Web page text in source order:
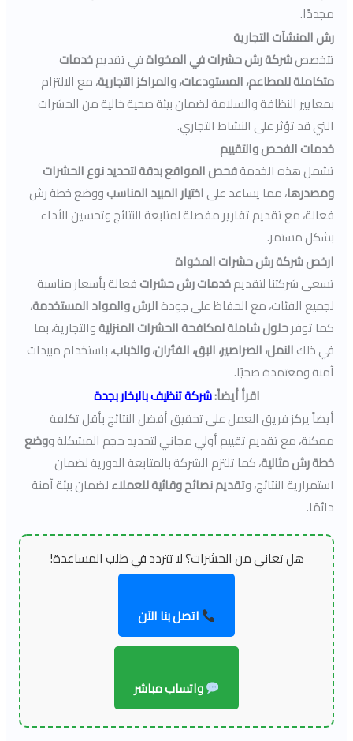
مجددًا.
رش المنشآت التجارية
تتخصصشركة رش حشرات في المخواةفي تقديمخدمات
متكاملة للمطاعم، المستودعات، والمراكز التجارية، مع الالتزام
بمعايير النظافة والسلامة لضمان بيئة صحية خالية من الحشرات
التي قد تؤثر على النشاط التجاري.
خدمات الفحص والتقييم
تشمل هذه الخدمةفحص المواقع بدقة لتحديد نوع الحشرات
ومصدرها، مما يساعد علىاختيار المبيد المناسبووضع خطة رش
فعالة، مع تقديم تقارير مفصلة لمتابعة النتائج وتحسين الأداء
بشكل مستمر.
ارخص شركة رش حشرات المخواة
تسعى شركتنا لتقديمخدمات رش حشراتفعالة بأسعار مناسبة
لجميع الفئات، مع الحفاظ على جودةالرش والمواد المستخدمة،
كما توفرحلول شاملة لمكافحة الحشرات المنزليةوالتجارية، بما
في ذلكالنمل، الصراصير، البق، الفئران، والذباب، باستخدام مبيدات
آمنة ومعتمدة صحيًا.
اقرأ أيضاً:شركة تنظيف بالبخار بجدة
أيضاً يركز فريق العمل على تحقيق أفضل النتائج بأقل تكلفة
ممكنة، مع تقديم تقييم أولي مجاني لتحديد حجم المشكلة ووضع
خطة رش مثالية، كما تلتزم الشركة بالمتابعة الدورية لضمان
استمرارية النتائج، وتقديم نصائح وقائية للعملاءلضمان بيئة آمنة
دائمًا.
هل تعاني من الحشرات؟ لا تتردد في طلب المساعدة!
اتصل بنا الآن
واتساب مباشر